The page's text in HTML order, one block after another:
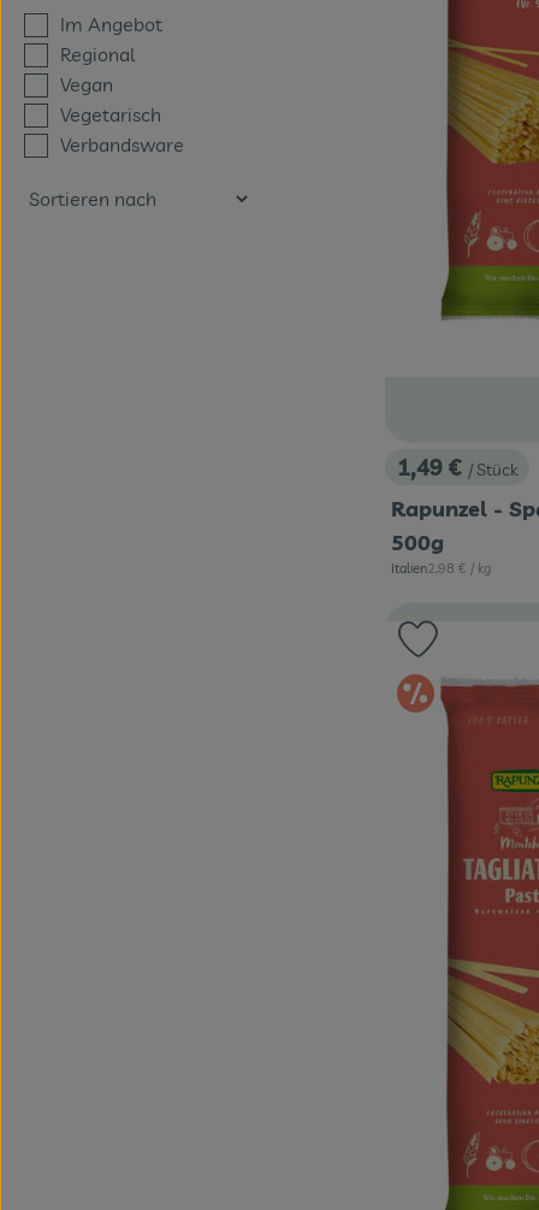
Im Angebot
Regional
Vegan
Vegetarisch
Verbandsware
, Preis:
1,49 € / Stück
Rapunzel -
500g
, Herkunft:
Italien, Referenzpreis:
2,98 € / kg
Im
Produkt